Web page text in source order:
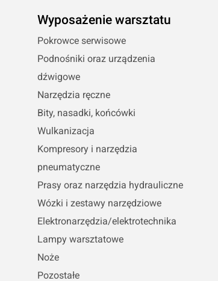
Wyposażenie warsztatu
Pokrowce serwisowe
Podnośniki oraz urządzenia
dźwigowe
Narzędzia ręczne
Bity, nasadki, końcówki
Wulkanizacja
Kompresory i narzędzia
pneumatyczne
Prasy oraz narzędzia hydrauliczne
Wózki i zestawy narzędziowe
Elektronarzędzia/elektrotechnika
Lampy warsztatowe
Noże
Pozostałe